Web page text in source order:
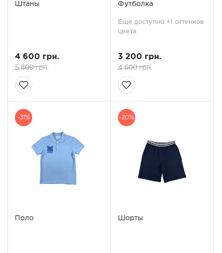
Штаны
4 600 грн.
5 800 грн.
Футболка
Еще доступно +1 оттенков
цвета
3 200 грн.
4 600 грн.
-31%
Поло
-20%
Шорты